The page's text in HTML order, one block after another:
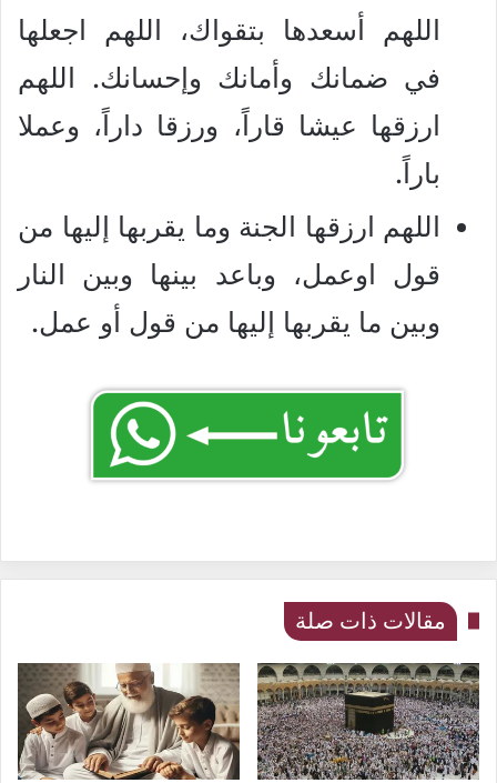
اللهم أسعدها بتقواك، اللهم اجعلها
في ضمانك وأمانك وإحسانك. اللهم
ارزقها عيشا قاراً، ورزقا داراً، وعملا
باراً.
اللهم ارزقها الجنة وما يقربها إليها من
قول اوعمل، وباعد بينها وبين النار
وبين ما يقربها إليها من قول أو عمل.
مقالات ذات صلة